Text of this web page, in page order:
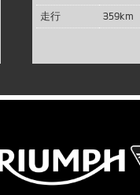
走行
359km